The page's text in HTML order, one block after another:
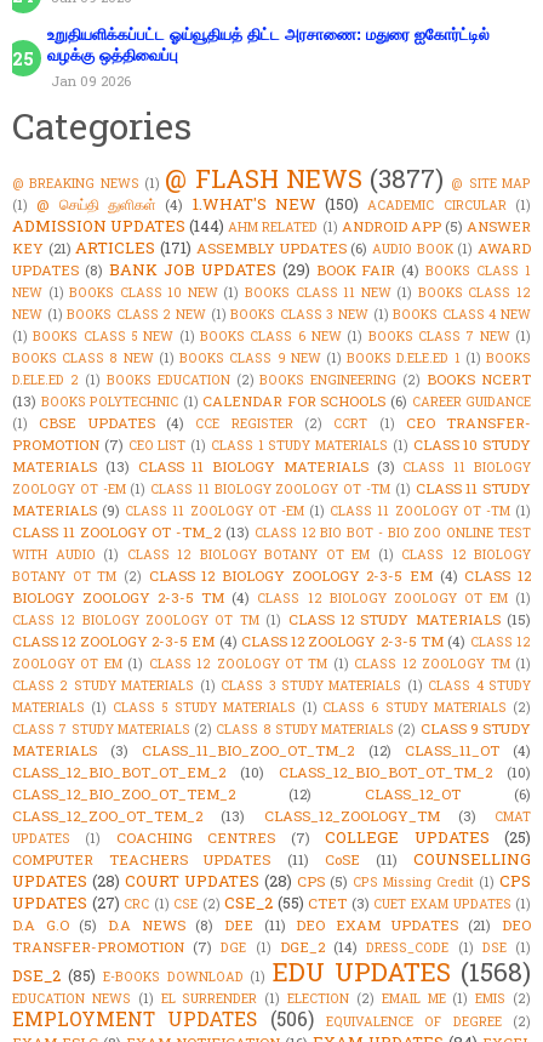
உறுதியளிக்கப்பட்ட ஓய்வூதியத் திட்ட அரசாணை: மதுரை ஐகோர்ட்டில்
வழக்கு ஒத்திவைப்பு
Jan 09 2026
Categories
@ BREAKING NEWS (1) @ FLASH NEWS (3877) @ SITE MAP
(1) @ செய்தி துளிகள் (4) 1.WHAT'S NEW (150) ACADEMIC CIRCULAR (1)
ADMISSION UPDATES (144) AHM RELATED (1) ANDROID APP (5) ANSWER
KEY (21) ARTICLES (171) ASSEMBLY UPDATES (6) AUDIO BOOK (1) AWARD
UPDATES (8) BANK JOB UPDATES (29) BOOK FAIR (4) BOOKS CLASS 1
NEW (1) BOOKS CLASS 10 NEW (1) BOOKS CLASS 11 NEW (1) BOOKS CLASS 12
NEW (1) BOOKS CLASS 2 NEW (1) BOOKS CLASS 3 NEW (1) BOOKS CLASS 4 NEW
(1) BOOKS CLASS 5 NEW (1) BOOKS CLASS 6 NEW (1) BOOKS CLASS 7 NEW (1)
BOOKS CLASS 8 NEW (1) BOOKS CLASS 9 NEW (1) BOOKS D.ELE.ED 1 (1) BOOKS
D.ELE.ED 2 (1) BOOKS EDUCATION (2) BOOKS ENGINEERING (2) BOOKS NCERT
(13) BOOKS POLYTECHNIC (1) CALENDAR FOR SCHOOLS (6) CAREER GUIDANCE
(1)
CBSE UPDATES (4) CCE REGISTER (2) CCRT (1)
CEO TRANSFER-
PROMOTION (7) CEO LIST (1) CLASS 1 STUDY MATERIALS (1) CLASS 10 STUDY
MATERIALS (13) CLASS 11 BIOLOGY MATERIALS (3) CLASS 11 BIOLOGY
ZOOLOGY OT -EM (1) CLASS 11 BIOLOGY ZOOLOGY OT -TM (1) CLASS 11 STUDY
MATERIALS (9) CLASS 11 ZOOLOGY OT -EM (1) CLASS 11 ZOOLOGY OT -TM (1)
CLASS 11 ZOOLOGY OT -TM_2 (13) CLASS 12 BIO BOT - BIO ZOO ONLINE TEST
WITH AUDIO (1) CLASS 12 BIOLOGY BOTANY OT EM (1) CLASS 12 BIOLOGY
BOTANY OT TM (2) CLASS 12 BIOLOGY ZOOLOGY 2-3-5 EM (4) CLASS 12
BIOLOGY ZOOLOGY 2-3-5 TM (4) CLASS 12 BIOLOGY ZOOLOGY OT EM (1)
CLASS 12 BIOLOGY ZOOLOGY OT TM (1) CLASS 12 STUDY MATERIALS (15)
CLASS 12 ZOOLOGY 2-3-5 EM (4) CLASS 12 ZOOLOGY 2-3-5 TM (4) CLASS 12
ZOOLOGY OT EM (1) CLASS 12 ZOOLOGY OT TM (1) CLASS 12 ZOOLOGY TM (1)
CLASS 2 STUDY MATERIALS (1) CLASS 3 STUDY MATERIALS (1) CLASS 4 STUDY
MATERIALS (1) CLASS 5 STUDY MATERIALS (1) CLASS 6 STUDY MATERIALS (2)
CLASS 7 STUDY MATERIALS (2) CLASS 8 STUDY MATERIALS (2) CLASS 9 STUDY
MATERIALS
(3) CLASS_11_BIO_ZOO_OT_TM_2 (12) CLASS_11_OT
(4)
CLASS_12_BIO_BOT_OT_EM_2
(10) CLASS_12_BIO_BOT_OT_TM_2
(10)
CLASS_12_BIO_ZOO_OT_TEM_2
(12) CLASS_12_OT
(6)
CLASS_12_ZOO_OT_TEM_2
(13) CLASS_12_ZOOLOGY_TM (3)
CMAT
UPDATES
(1) COACHING CENTRES (7) COLLEGE UPDATES (25)
COMPUTER TEACHERS UPDATES (11) CoSE (11)
COUNSELLING
UPDATES (28) COURT UPDATES (28) CPS (5) CPS Missing Credit (1) CPS
UPDATES (27) CRC (1) CSE (2) CSE_2 (55) CTET (3) CUET EXAM UPDATES (1)
D.A G.O (5) D.A NEWS (8) DEE (11) DEO EXAM UPDATES (21)
DEO
TRANSFER-PROMOTION (7) DGE (1) DGE_2 (14) DRESS_CODE (1) DSE (1)
DSE_2 (85) E-BOOKS DOWNLOAD (1) EDU UPDATES (1568)
EDUCATION NEWS (1) EL SURRENDER (1) ELECTION (2) EMAIL ME (1) EMIS (2)
EMPLOYMENT UPDATES (506) EQUIVALENCE OF DEGREE (2)